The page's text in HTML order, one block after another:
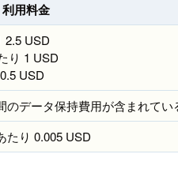
利用料金
2.5 USD
り 1 USD
USD
データ保持費用が含まれてい
たり 0.005 USD